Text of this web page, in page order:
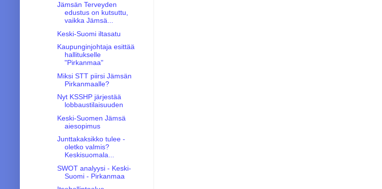
Jämsän Terveyden
edustus on kutsuttu,
vaikka Jämsä...
Keski-Suomi iltasatu
Kaupunginjohtaja esittää
hallitukselle
"Pirkanmaa"
Miksi STT piirsi Jämsän
Pirkanmaalle?
Nyt KSSHP järjestää
lobbaustilaisuuden
Keski-Suomen Jämsä
aiesopimus
Junttakaksikko tulee -
oletko valmis?
Keskisuomala...
SWOT analyysi - Keski-
Suomi - Pirkanmaa